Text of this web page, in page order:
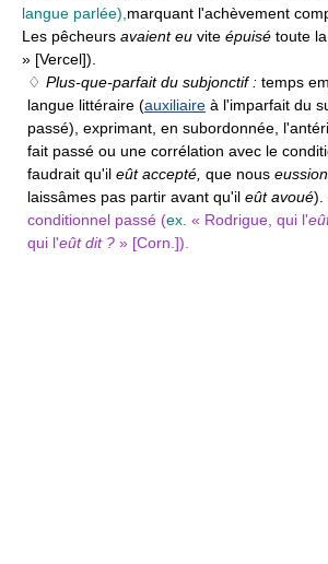
langue parlée), marquant l'achèvement
Les pêcheurs avaient eu vite épuisé toute
» [Vercel]).
♢ Plus-que-parfait du subjonctif : temps
langue littéraire (auxiliaire à l'imparfait du
passé), exprimant, en subordonnée,
fait passé ou une corrélation avec le
faudrait qu'il eût accepté, que nous
laissâmes pas partir avant qu'il eût avoué
conditionnel passé (ex. « Rodrigue, qui l'
qui l'eût dit ? » [Corn.]).